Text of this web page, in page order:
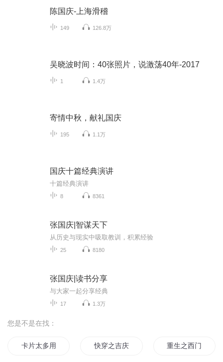
陈国庆-上海滑稽
149 126.8万
吴晓波时间：40张照片，说激荡40年-2017
1 1.4万
寄情中秋，献礼国庆
195 1.1万
国庆十篇经典演讲
十篇经典演讲
8 8361
张国庆|智谋天下
从历史与现实中吸取教训，积累经验
25 8180
张国庆|读书分享
与大家一起分享经典
17 1.3万
您是不是在找：
卡片太多用哪张 快穿之吉庆有余 重生之西门庆